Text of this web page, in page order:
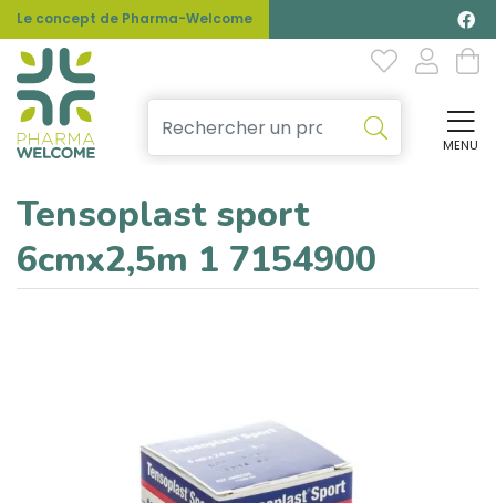
Le concept de Pharma-Welcome
MENU
Tensoplast sport
6cmx2,5m 1 7154900